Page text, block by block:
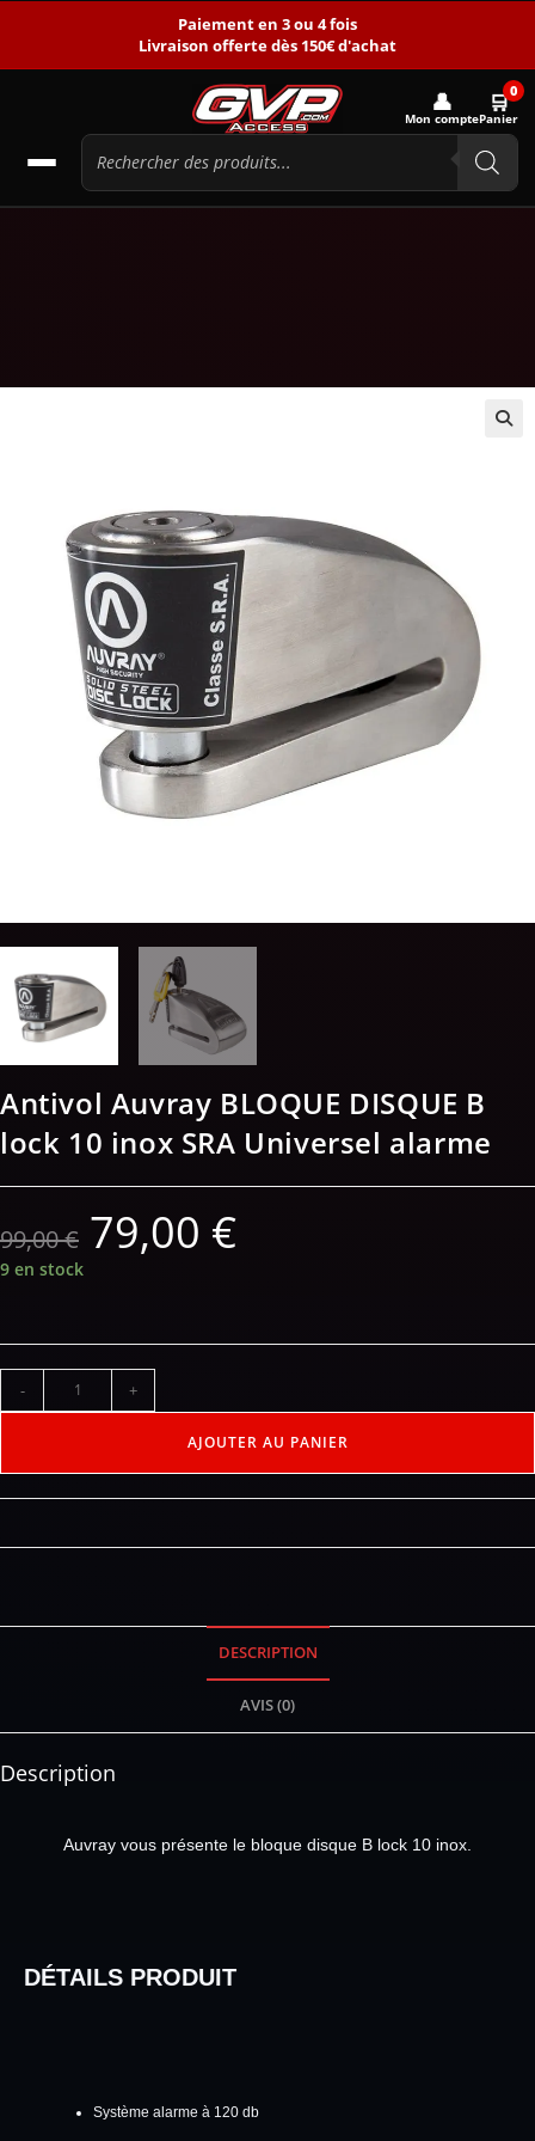
Paiement en 3 ou 4 fois
Livraison offerte dès 150€ d'achat
👤
Mon compte
🛒0
Panier
Antivol Auvray BLOQUE DISQUE B
lock 10 inox SRA Universel alarme
99,00€ 79,00 €
9 en stock
- +
AJOUTER AU PANIER
DESCRIPTION
AVIS (0)
Description
Auvray vous présente le bloque disque B lock 10 inox.
DÉTAILS PRODUIT
Système alarme à 120 db